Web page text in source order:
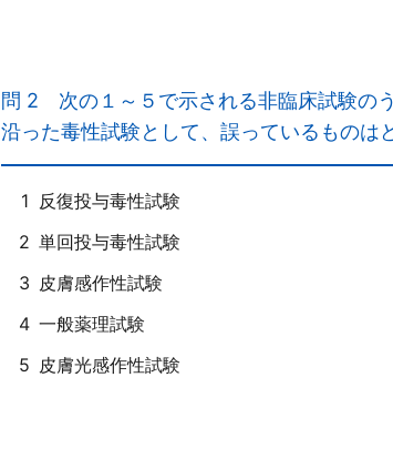
応（副作用）を生じる場合もある」。
ｂ○
ｃ○
ｄ×
一般用医薬品は、医療用医薬品と比較して保
問 2 次の１～５で示される非臨床試験の
沿った毒性試験として、誤っているものは
1 反復投与毒性試験
2 単回投与毒性試験
3 皮膚感作性試験
4 一般薬理試験
5 皮膚光感作性試験